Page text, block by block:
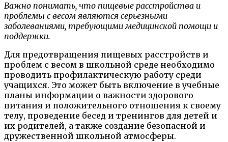
Важно понимать, что пищевые расстройства и
проблемы с весом являются серьезными
заболеваниями, требующими медицинской помощи и
поддержки.
Для предотвращения пищевых расстройств и
проблем с весом в школьной среде необходимо
проводить профилактическую работу среди
учащихся. Это может быть включение в учебные
планы информации о важности здорового
питания и положительного отношения к своему
телу, проведение бесед и тренингов для детей и
их родителей, а также создание безопасной и
дружественной школьной атмосферы.